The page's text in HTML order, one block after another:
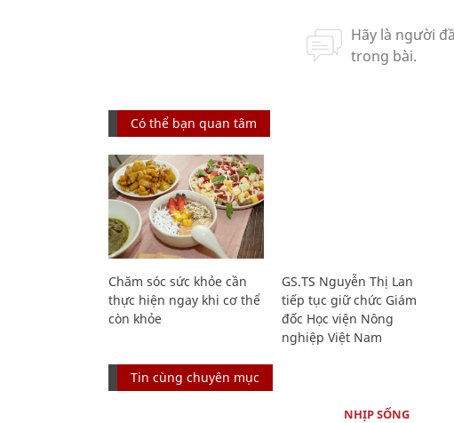
Có thể bạn quan tâm
Chăm sóc sức khỏe cần
thực hiện ngay khi cơ thể
còn khỏe
GS.TS Nguyễn Thị Lan
tiếp tục giữ chức Giám
đốc Học viện Nông
nghiệp Việt Nam
Tin cùng chuyên mục
NHỊP SỐNG